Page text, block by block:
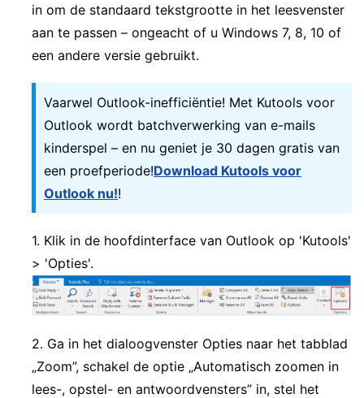
in om de standaard tekstgrootte in het leesvenster
aan te passen – ongeacht of u Windows 7, 8, 10 of
een andere versie gebruikt.
Vaarwel Outlook-inefficiëntie! Met Kutools voor
Outlook wordt batchverwerking van e-mails
kinderspel – en nu geniet je 30 dagen gratis van
een proefperiode!Download Kutools voor
Outlook nu!!
1. Klik in de hoofdinterface van Outlook op 'Kutools'
> 'Opties'.
2. Ga in het dialoogvenster Opties naar het tabblad
„Zoom”, schakel de optie „Automatisch zoomen in
lees-, opstel- en antwoordvensters” in, stel het